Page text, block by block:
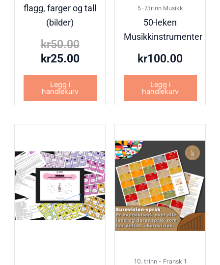
flagg, farger og tall
(bilder)
kr50.00
kr25.00
Legg i
handlekurv
5-7.trinn Musikk
50-leken
Musikkinstrumenter
kr100.00
Legg i
handlekurv
10. trinn - Fransk 1